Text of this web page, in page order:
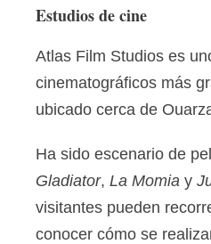
Estudios de cine
Atlas Film Studios es
cinematográficos más
ubicado cerca de
Ha sido escenario de
Gladiator, La Momia y
visitantes pueden
conocer cómo se